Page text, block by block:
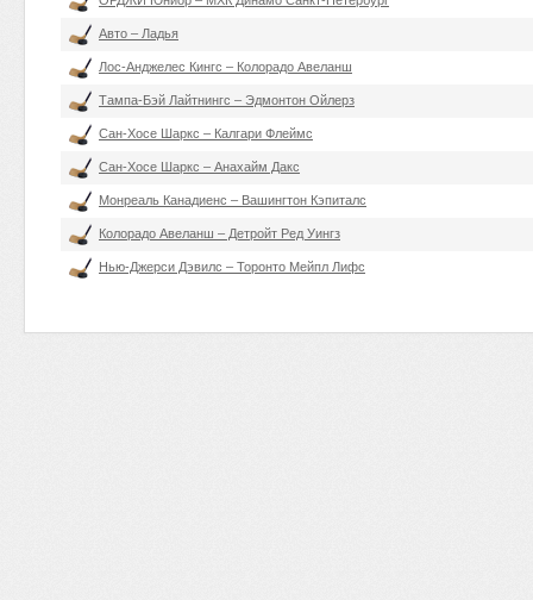
Авто – Ладья
Лос-Анджелес Кингс – Колорадо Авеланш
Тампа-Бэй Лайтнингс – Эдмонтон Ойлерз
Сан-Хосе Шаркс – Калгари Флеймс
Сан-Хосе Шаркс – Анахайм Дакс
Монреаль Канадиенс – Вашингтон Кэпиталс
Колорадо Авеланш – Детройт Ред Уингз
Нью-Джерси Дэвилс – Торонто Мейпл Лифс